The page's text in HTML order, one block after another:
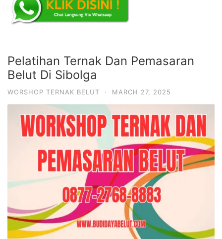
Pelatihan Ternak Dan Pemasaran
Belut Di Sibolga
WORSHOP TERNAK BELUT · MARCH 27, 2025